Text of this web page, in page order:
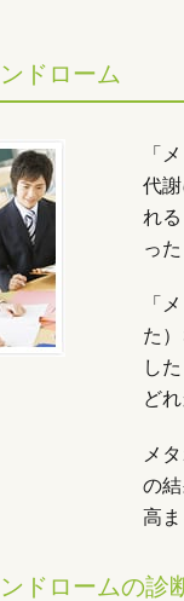
ドローム
「
代
れ
っ
「
た
し
ど
メ
の
高
ドロームの診